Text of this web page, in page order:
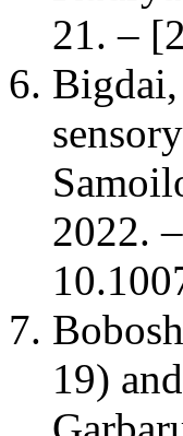
21. –
2022.
19)